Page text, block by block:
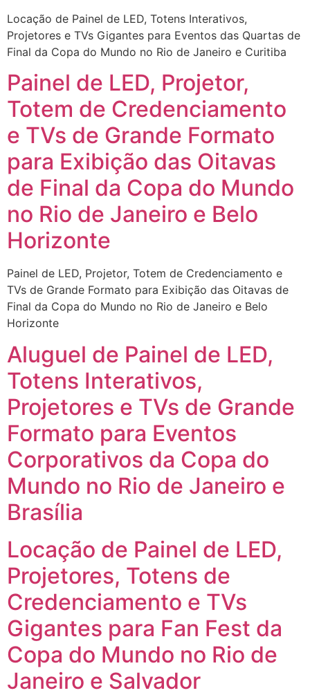
Locação de Painel de LED, Totens Interativos,
Projetores e TVs Gigantes para Eventos das Quartas de
Final da Copa do Mundo no Rio de Janeiro e Curitiba
Painel de LED, Projetor,
Totem de Credenciamento
e TVs de Grande Formato
para Exibição das Oitavas
de Final da Copa do Mundo
no Rio de Janeiro e Belo
Horizonte
Painel de LED, Projetor, Totem de Credenciamento e
TVs de Grande Formato para Exibição das Oitavas de
Final da Copa do Mundo no Rio de Janeiro e Belo
Horizonte
Aluguel de Painel de LED,
Totens Interativos,
Projetores e TVs de Grande
Formato para Eventos
Corporativos da Copa do
Mundo no Rio de Janeiro e
Brasília
Locação de Painel de LED,
Projetores, Totens de
Credenciamento e TVs
Gigantes para Fan Fest da
Copa do Mundo no Rio de
Janeiro e Salvador